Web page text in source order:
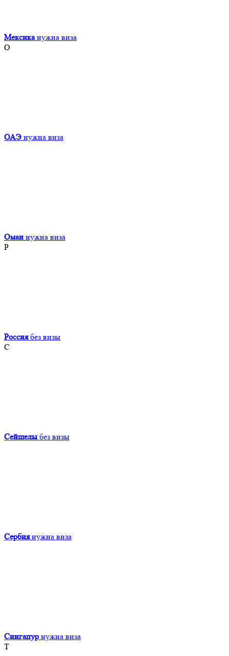
Мексика нужна виза
О
ОАЭ нужна виза
Оман нужна виза
Р
Россия без визы
С
Сейшелы без визы
Сербия нужна виза
Сингапур нужна виза
Т